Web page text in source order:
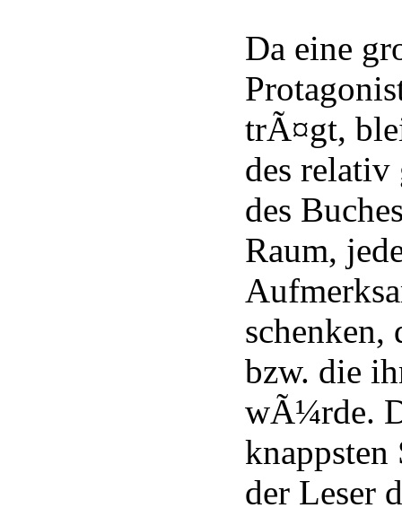
Da eine
trÃ¤gt,
des relativ
des
Raum,
schenken,
bzw. die
wÃ¼rde.
knappsten
der Leser